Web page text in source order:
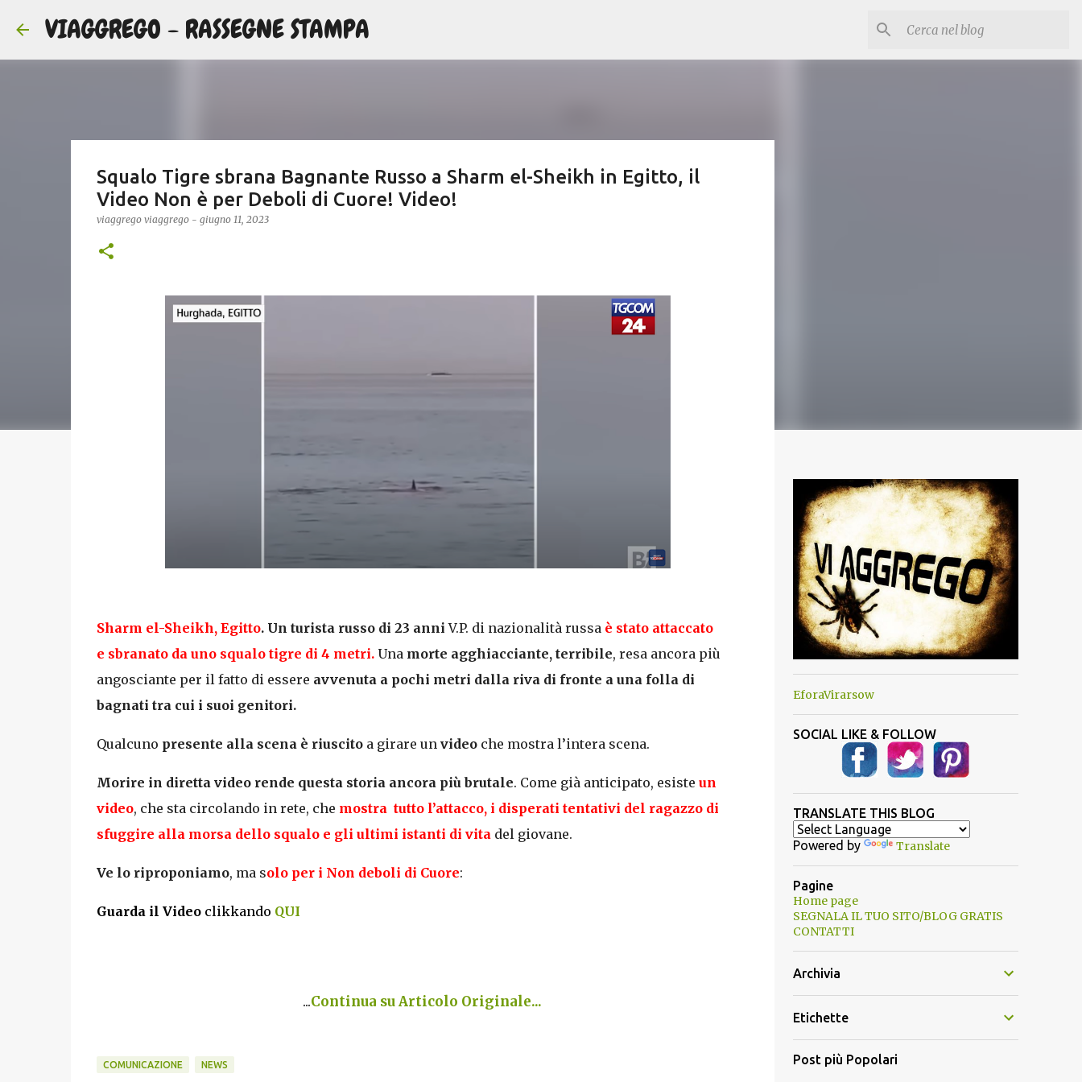
VIAGGREGO - RASSEGNE STAMPA
Squalo Tigre sbrana Bagnante Russo a Sharm el-Sheikh in Egitto, il
Video Non è per Deboli di Cuore! Video!
viaggrego viaggrego - giugno 11, 2023
Sharm el-Sheikh, Egitto. Un turista russo di 23 anni V.P. di nazionalità russa è stato attaccato
e sbranato da uno squalo tigre di 4 metri.Una morte agghiacciante, terribile, resa ancora più
angosciante per il fatto di essere avvenuta a pochi metri dalla riva di fronte a una folla di
bagnati tra cui i suoi genitori.
Qualcuno presente alla scena è riuscitoa girare un videoche mostra l’intera scena.
Morire in diretta video rende questa storia ancora più brutale. Come già anticipato, esiste un
video, che sta circolando in rete, che mostra tutto l’attacco, i disperati tentativi del ragazzo di
sfuggire alla morsa dello squalo e gli ultimi istanti di vita del giovane.
Ve lo riproponiamo, ma solo per i Non deboli di Cuore:
Guarda il Videoclikkando QUI
...Continua su Articolo Originale...
COMUNICAZIONE NEWS
EforaVirarsow
SOCIAL LIKE & FOLLOW
TRANSLATE THIS BLOG
Powered by Translate
Pagine
Home page
SEGNALA IL TUO SITO/BLOG GRATIS
CONTATTI
Archivia
Etichette
Post più Popolari